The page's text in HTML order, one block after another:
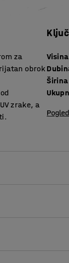
za
obrok
zrake, a
izgleda, imate
To je